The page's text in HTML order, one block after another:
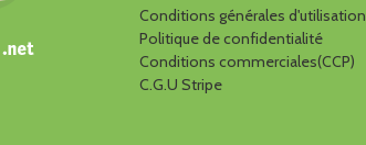
Conditions générales d'utilisation
Politique de confidentialité
Conditions commerciales(CCP)
C.G.U Stripe